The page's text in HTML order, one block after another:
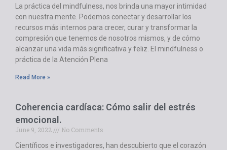
La práctica del mindfulness, nos brinda una mayor intimidad
con nuestra mente. Podemos conectar y desarrollar los
recursos más internos para crecer, curar y transformar la
compresión que tenemos de nosotros mismos, y de cómo
alcanzar una vida más significativa y feliz. El mindfulness o
práctica de la Atención Plena
Read More »
Coherencia cardíaca: Cómo salir del estrés
emocional.
June 9, 2022
No Comments
Científicos e investigadores, han descubierto que el corazón